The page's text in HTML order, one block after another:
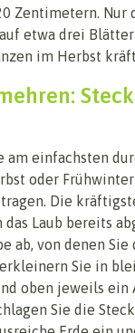
Zentimetern. Nur
etwa drei
im Herbst
am einfachsten
oder
Die
Laub bereits
ab, von denen Sie
Sie in
oben jeweils ein
Sie die